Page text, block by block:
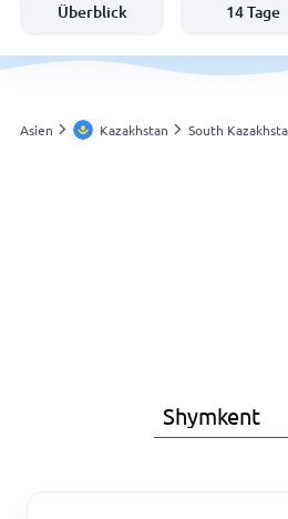
Schweiz
Deutschland
Überblick 14 Tage
Asien Kazakhstan South